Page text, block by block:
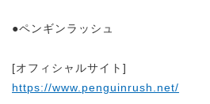
●ペンギンラッシュ
[オフィシャルサイト]
https://www.penguinrush.net/